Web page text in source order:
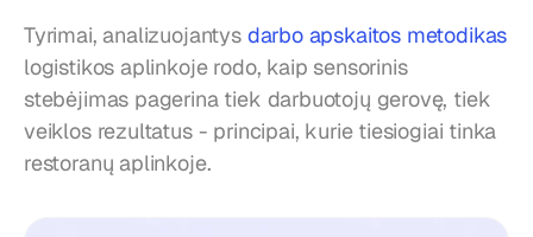
Tyrimai, analizuojantys darbo apskaitos metodikas
logistikos aplinkoje rodo, kaip sensorinis
stebėjimas pagerina tiek darbuotojų gerovę, tiek
veiklos rezultatus - principai, kurie tiesiogiai tinka
restoranų aplinkoje.